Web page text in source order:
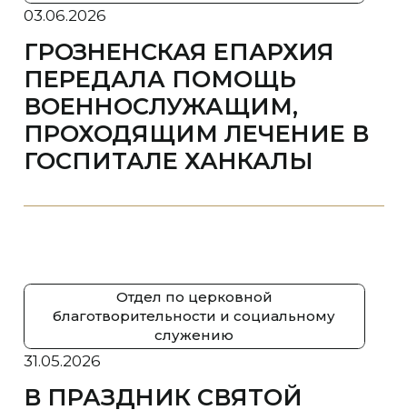
03.06.2026
ГРОЗНЕНСКАЯ ЕПАРХИЯ
ПЕРЕДАЛА ПОМОЩЬ
ВОЕННОСЛУЖАЩИМ,
ПРОХОДЯЩИМ ЛЕЧЕНИЕ В
ГОСПИТАЛЕ ХАНКАЛЫ
Отдел по церковной
благотворительности и социальному
служению
31.05.2026
В ПРАЗДНИК СВЯТОЙ